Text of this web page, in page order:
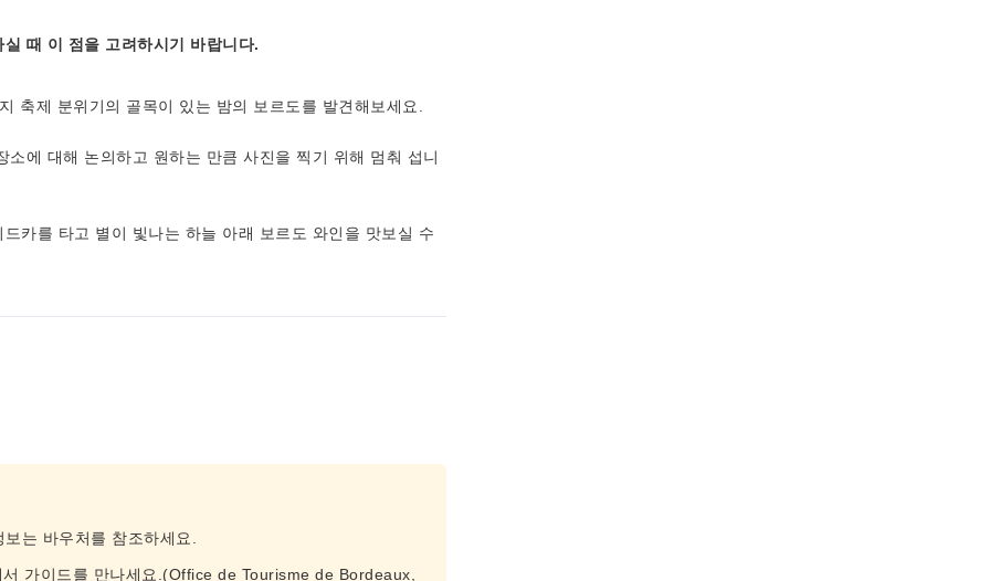
때 이 점을 고려하시기 바랍니다.
축제 분위기의 골목이 있는 밤의 보르도를 발견해보세요.
에 대해 논의하고 원하는 만큼 사진을 찍기 위해 멈춰 섭니
카를 타고 별이 빛나는 하늘 아래 보르도 와인을 맛보실 수
는 바우처를 참조하세요.
가이드를 만나세요.(Office de Tourisme de Bordeaux,